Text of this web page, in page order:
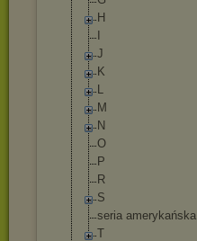
H
J
K
L
M
N
O
P
R
S
seria amerykańska
T